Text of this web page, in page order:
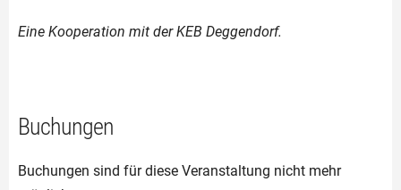
Eine Kooperation mit der KEB Deggendorf.
Buchungen
Buchungen sind für diese Veranstaltung nicht mehr